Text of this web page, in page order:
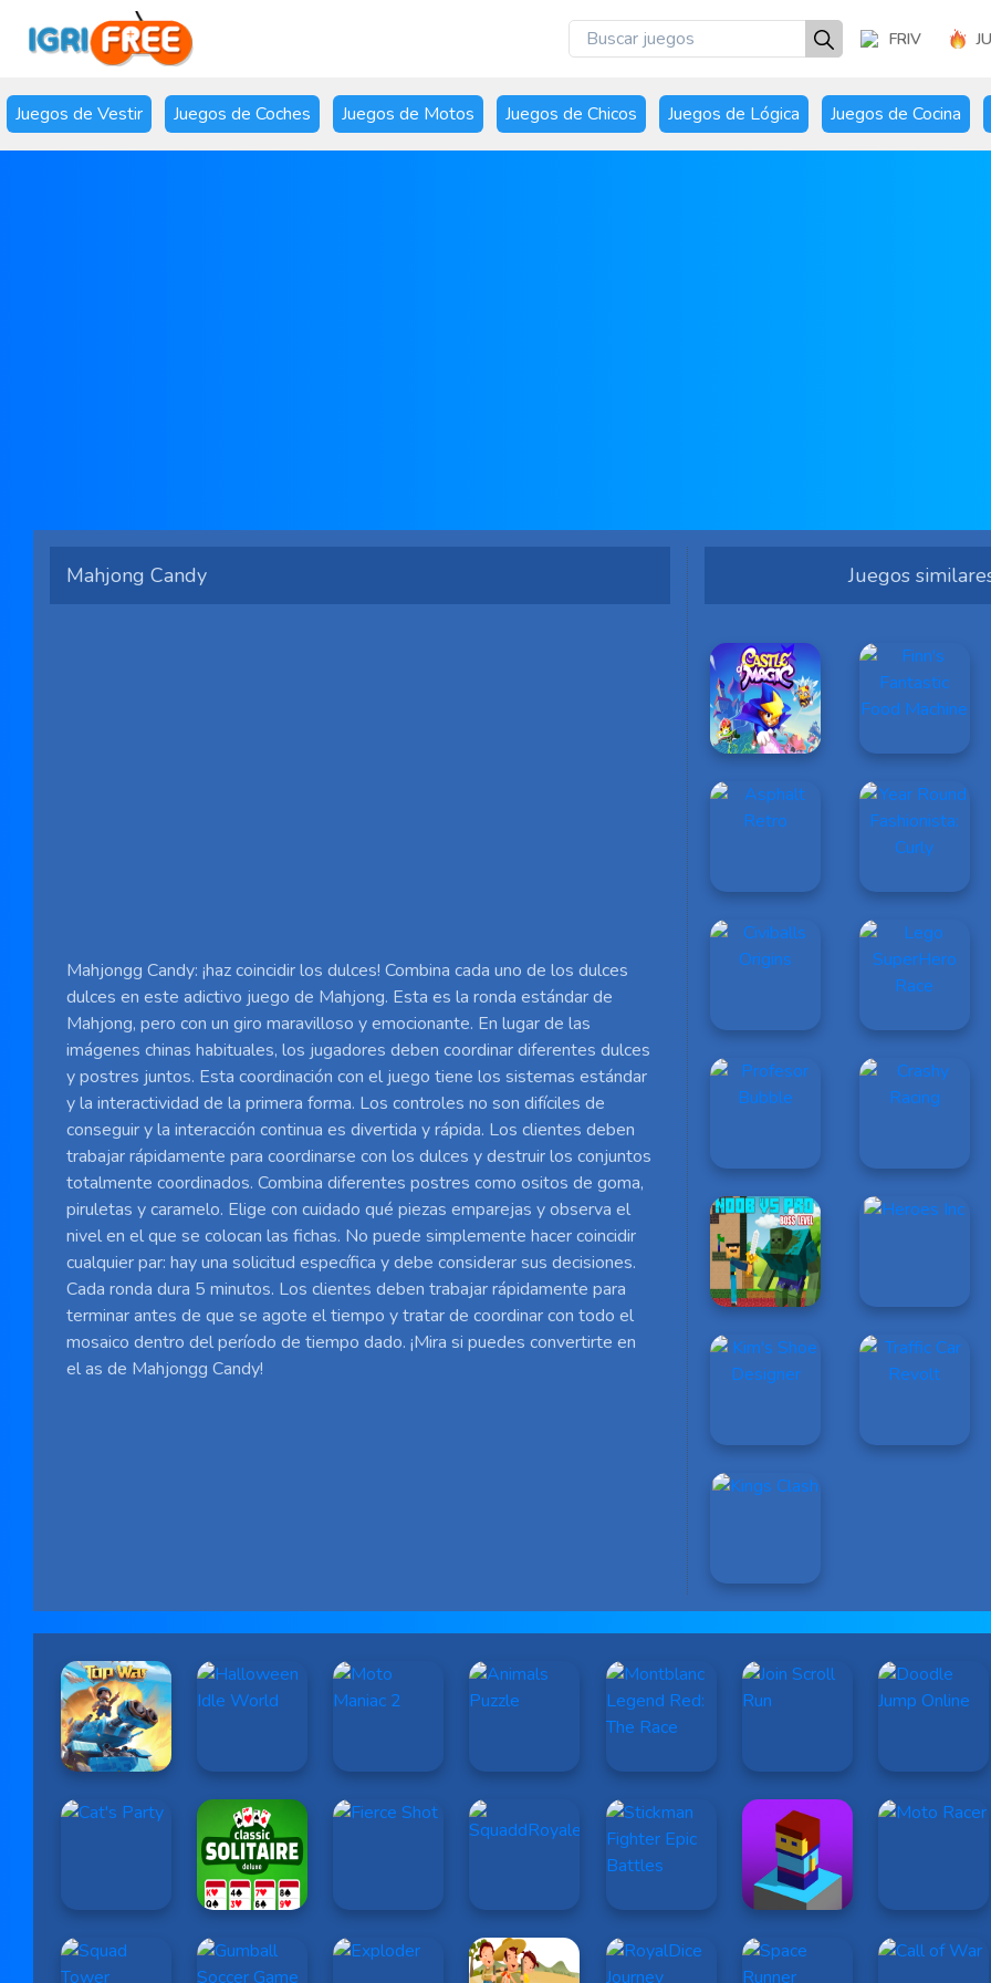
FRIV
Juegos de Vestir Juegos de Coches Juegos de Motos Juegos de Chicos Juegos de Lógica Juegos de Cocina
Mahjong Candy
Mahjongg Candy: ¡haz coincidir los dulces! Combina cada uno de los dulces
dulces en este adictivo juego de Mahjong. Esta es la ronda estándar de
Mahjong, pero con un giro maravilloso y emocionante. En lugar de las
imágenes chinas habituales, los jugadores deben coordinar diferentes dulces
y postres juntos. Esta coordinación con el juego tiene los sistemas estándar
y la interactividad de la primera forma. Los controles no son difíciles de
conseguir y la interacción continua es divertida y rápida. Los clientes deben
trabajar rápidamente para coordinarse con los dulces y destruir los conjuntos
totalmente coordinados. Combina diferentes postres como ositos de goma,
piruletas y caramelo. Elige con cuidado qué piezas emparejas y observa el
nivel en el que se colocan las fichas. No puede simplemente hacer coincidir
cualquier par: hay una solicitud específica y debe considerar sus decisiones.
Cada ronda dura 5 minutos. Los clientes deben trabajar rápidamente para
terminar antes de que se agote el tiempo y tratar de coordinar con todo el
mosaico dentro del período de tiempo dado. ¡Mira si puedes convertirte en
el as de Mahjongg Candy!
Juegos